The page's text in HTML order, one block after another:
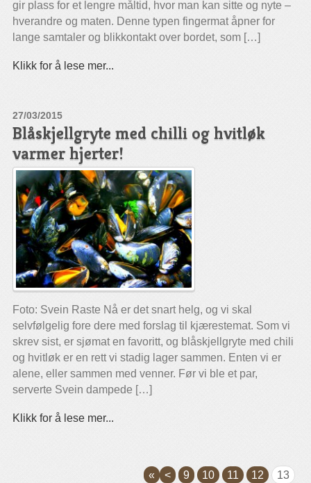
gir plass for et lengre måltid, hvor man kan sitte og nyte –
hverandre og maten. Denne typen fingermat åpner for
lange samtaler og blikkontakt over bordet, som […]
Klikk for å lese mer...
27/03/2015
Blåskjellgryte med chilli og hvitløk
varmer hjerter!
Foto: Svein Raste Nå er det snart helg, og vi skal
selvfølgelig fore dere med forslag til kjærestemat. Som vi
skrev sist, er sjømat en favoritt, og blåskjellgryte med chili
og hvitløk er en rett vi stadig lager sammen. Enten vi er
alene, eller sammen med venner. Før vi ble et par,
serverte Svein dampede […]
Klikk for å lese mer...
« < 9 10 11 12 13